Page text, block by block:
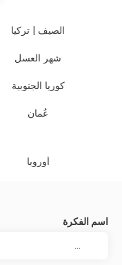
الصيف | تركيا
شهر العسل
كوريا الجنوبية
عُمان
أوروبا
اسم الفكرة